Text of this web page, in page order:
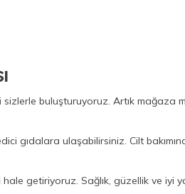
sizlerle buluşturuyoruz. Artık mağaza
gıdalara ulaşabilirsiniz. Cilt
getiriyoruz. Sağlık, güzellik ve iyi